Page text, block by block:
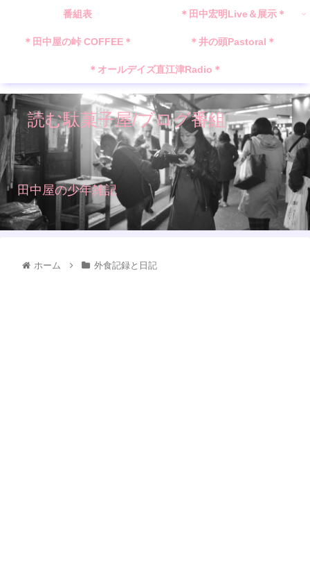
読む駄菓子屋/ブログ番組
田中屋の少年雑記
番組表 ＊田中宏明Live＆展示＊
＊田中屋の峠 COFFEE＊ ＊井の頭Pastoral＊
＊オールデイズ直江津Radio＊
ホーム 外食記録と日記